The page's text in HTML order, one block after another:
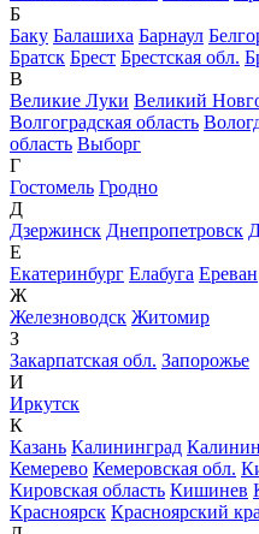
Б
Баку Балашиха Барнаул
Братск Брест Брестская обл.
В
Великие Луки Великий
Волгоградская область
область Выборг
Г
Гостомель Гродно
Д
Дзержинск Днепропетровск
Е
Екатеринбург Елабуга Ереван
Ж
Железноводск Житомир
З
Закарпатская обл. Запорожье
И
Иркутск
К
Казань Калининград
Кемерево Кемеровская обл.
Кировская область Кишинев
Красноярск Красноярский